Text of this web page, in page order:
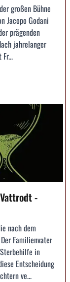
großen Bühne
Jacopo Godani
prägenden
jahrelanger
-
nach dem
Familienvater
in
Entscheidung
ve...